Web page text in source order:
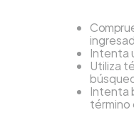
Intenta
Utiliza
Intenta
término